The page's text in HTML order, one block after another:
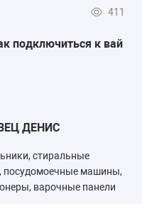
411
подключиться к вай
ДЕНИС
стиральные
машины,
варочные панели